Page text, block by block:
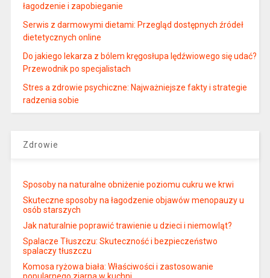
łagodzenie i zapobieganie
Serwis z darmowymi dietami: Przegląd dostępnych źródeł
dietetycznych online
Do jakiego lekarza z bólem kręgosłupa lędźwiowego się udać?
Przewodnik po specjalistach
Stres a zdrowie psychiczne: Najważniejsze fakty i strategie
radzenia sobie
Zdrowie
Sposoby na naturalne obniżenie poziomu cukru we krwi
Skuteczne sposoby na łagodzenie objawów menopauzy u
osób starszych
Jak naturalnie poprawić trawienie u dzieci i niemowląt?
Spalacze Tłuszczu: Skuteczność i bezpieczeństwo
spalaczy tłuszczu
Komosa ryżowa biała: Właściwości i zastosowanie